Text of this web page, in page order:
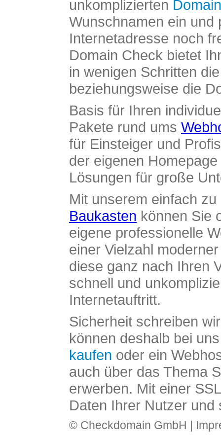
unkomplizierten
Wunschnamen ein und
Internetadresse noch
Domain Check bietet
in wenigen Schritten
beziehungsweise die
Basis für Ihren
Pakete rund ums
für Einsteiger und
der eigenen
Lösungen für große
Mit unserem einfach
Baukasten können Sie
eigene professionelle
einer Vielzahl
diese ganz nach Ihren
schnell und
Internetauftritt.
Sicherheit schreiben
können deshalb bei
kaufen oder ein
auch über das Thema
erwerben. Mit einer
Daten Ihrer Nutzer und
© Checkdomain GmbH |